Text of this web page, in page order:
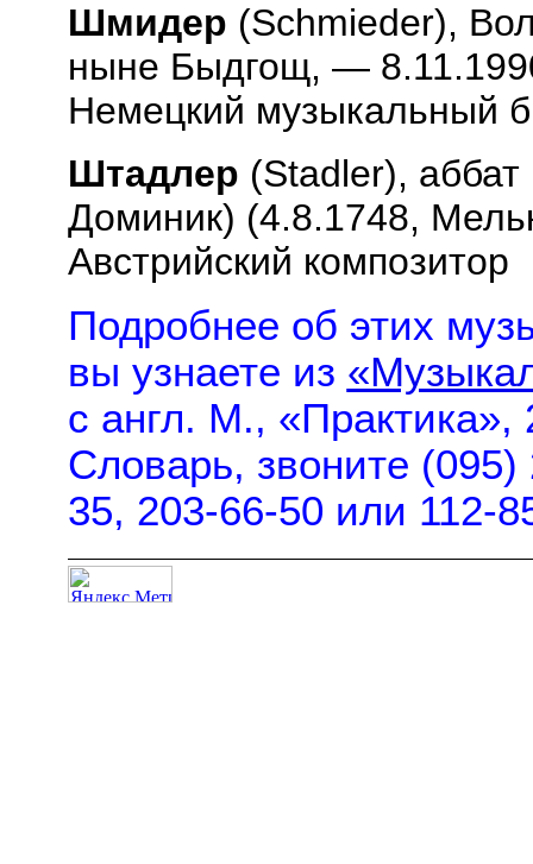
Шмидер (Schmieder),
ныне Быдгощ, —
Немецкий музыкальный
Штадлер (Stadler),
Доминик) (4.8.1748,
Австрийский композитор
Подробнее об этих
вы узнаете из
с англ. М.,
Словарь, звоните
35, 203-66-50 или 112-